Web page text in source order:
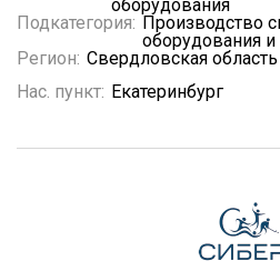
оборудования
Подкатегория: Производство
оборудования и
Регион: Свердловская область
Нас. пункт: Екатеринбург